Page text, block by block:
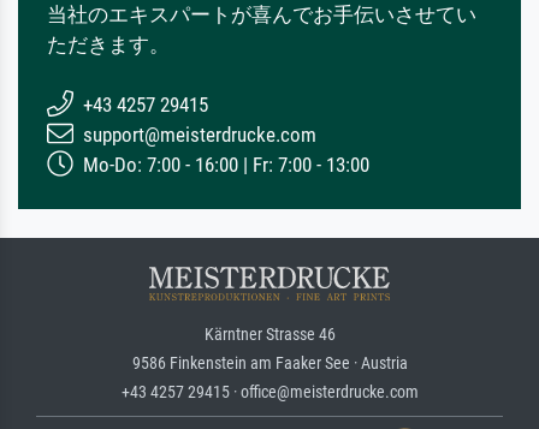
当社のエキスパートが喜んでお手伝いさせてい
ただきます。
+43 4257 29415
support@meisterdrucke.com
Mo-Do: 7:00 - 16:00 | Fr: 7:00 - 13:00
Kärntner Strasse 46
9586 Finkenstein am Faaker See · Austria
+43 4257 29415 · office@meisterdrucke.com